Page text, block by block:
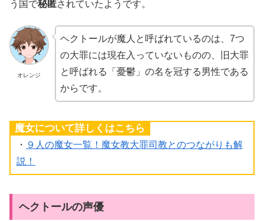
う国で秘匿されていたようです。
オレンジ
ヘクトールが魔人と呼ばれているのは、7つ
の大罪には現在入っていないものの、旧大罪
と呼ばれる「憂鬱」の名を冠する男性である
からです。
魔女について詳しくはこちら
・ ９人の魔女一覧！魔女教大罪司教とのつながりも解
説！
ヘクトールの声優